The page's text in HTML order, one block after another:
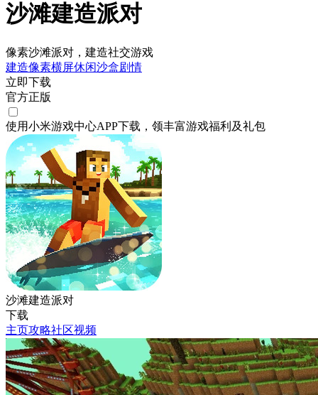
沙滩建造派对
像素沙滩派对，建造社交游戏
建造像素横屏休闲沙盒剧情
立即下载
官方正版
使用小米游戏中心APP下载 ，领丰富游戏福利 及礼包
沙滩建造派对
下载
主页攻略社区视频